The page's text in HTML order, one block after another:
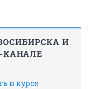
И
КАНАЛЕ
в курсе